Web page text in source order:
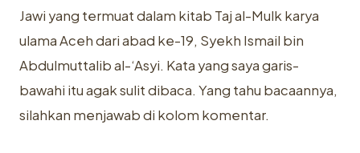
Jawi yang termuat dalam kitab Taj al-Mulk karya
ulama Aceh dari abad ke-19, Syekh Ismail bin
Abdulmuttalib al-‘Asyi. Kata yang saya garis-
bawahi itu agak sulit dibaca. Yang tahu bacaannya,
silahkan menjawab di kolom komentar.